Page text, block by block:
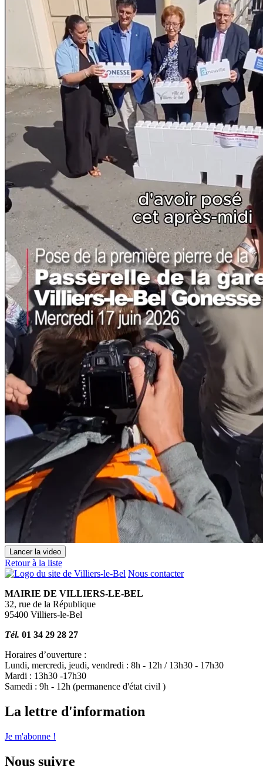
Lancer la video
Retour à la liste
Nous contacter
MAIRIE DE VILLIERS-LE-BEL
32, rue de la République
95400 Villiers-le-Bel
Tél. 01 34 29 28 27
Horaires d’ouverture :
Lundi, mercredi, jeudi, vendredi : 8h - 12h / 13h30 - 17h30
Mardi : 13h30 -17h30
Samedi : 9h - 12h (permanence d'état civil )
La lettre d'information
Je m'abonne !
Nous suivre